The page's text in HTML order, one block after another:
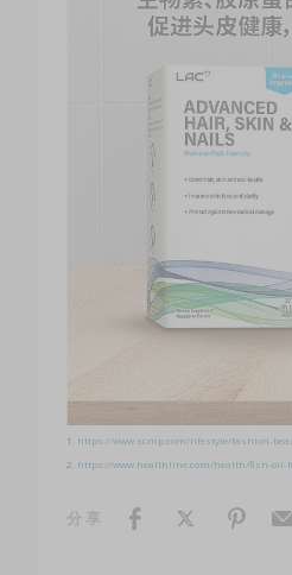
1. https://www.scmp.com/lifestyle/fashion-
2. https://www.healthline.com/health/fish-oil-
分享